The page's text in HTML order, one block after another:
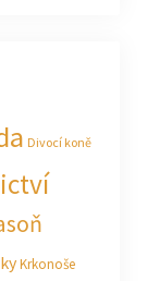
Divocí koně
Krkonoše